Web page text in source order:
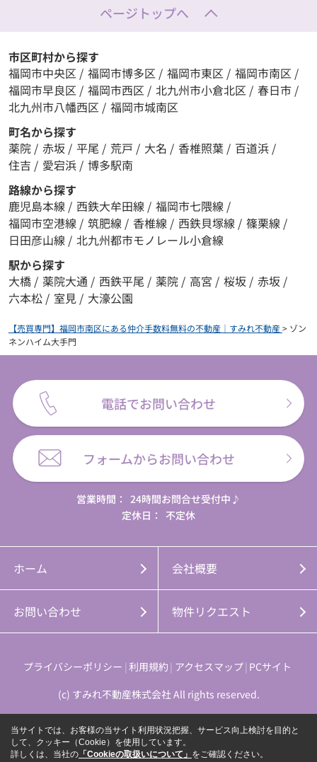
ページトップへ
市区町村から探す
福岡市中央区 / 福岡市博多区 / 福岡市東区 / 福岡市南区 /
福岡市早良区 / 福岡市西区 / 北九州市小倉北区 / 春日市 /
北九州市八幡西区 / 福岡市城南区
町名から探す
薬院 / 赤坂 / 平尾 / 荒戸 / 大名 / 香椎照葉 / 百道浜 /
住吉 / 愛宕浜 / 博多駅南
路線から探す
鹿児島本線 / 西鉄大牟田線 / 福岡市七隈線 /
福岡市空港線 / 筑肥線 / 香椎線 / 西鉄貝塚線 / 篠栗線 /
日田彦山線 / 北九州都市モノレール小倉線
駅から探す
大橋 / 薬院大通 / 西鉄平尾 / 薬院 / 高宮 / 桜坂 / 赤坂 /
六本松 / 室見 / 大濠公園
【売買専門】福岡市南区にある仲介手数料無料の不動産｜すみれ不動産> ゾン
ネンハイム大手門
電話でお問い合わせ
フォームからお問い合わせ
営業時間：
24時間お問合せ受付中♪
定休日：
不定休
ホーム 会社概要
お問い合わせ 物件リクエスト
プライバシーポリシー 利用規約 アクセスマップ PCサイト
(c) すみれ不動産株式会社 All rights reserved.
当サイトでは、お客様の当サイト利用状況把握、サービス向上検討を目的と
して、クッキー（Cookie）を使用しています。
詳しくは、当社の 「Cookieの取扱いについて」 をご確認ください。